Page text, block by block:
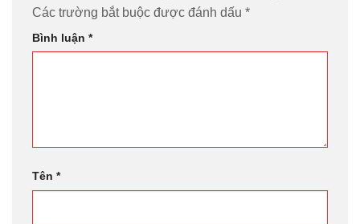
Các trường bắt buộc được đánh dấu *
Bình luận *
Tên *